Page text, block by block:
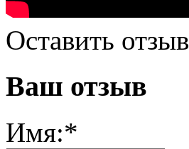
Оставить отзыв
Ваш отзыв
Имя:*